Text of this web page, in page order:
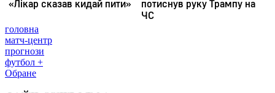
головна
матч-центр
прогнози
футбол +
Обране